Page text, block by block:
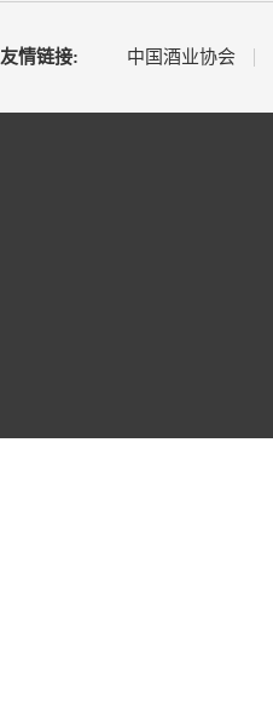
友情链接: 中国酒业协会